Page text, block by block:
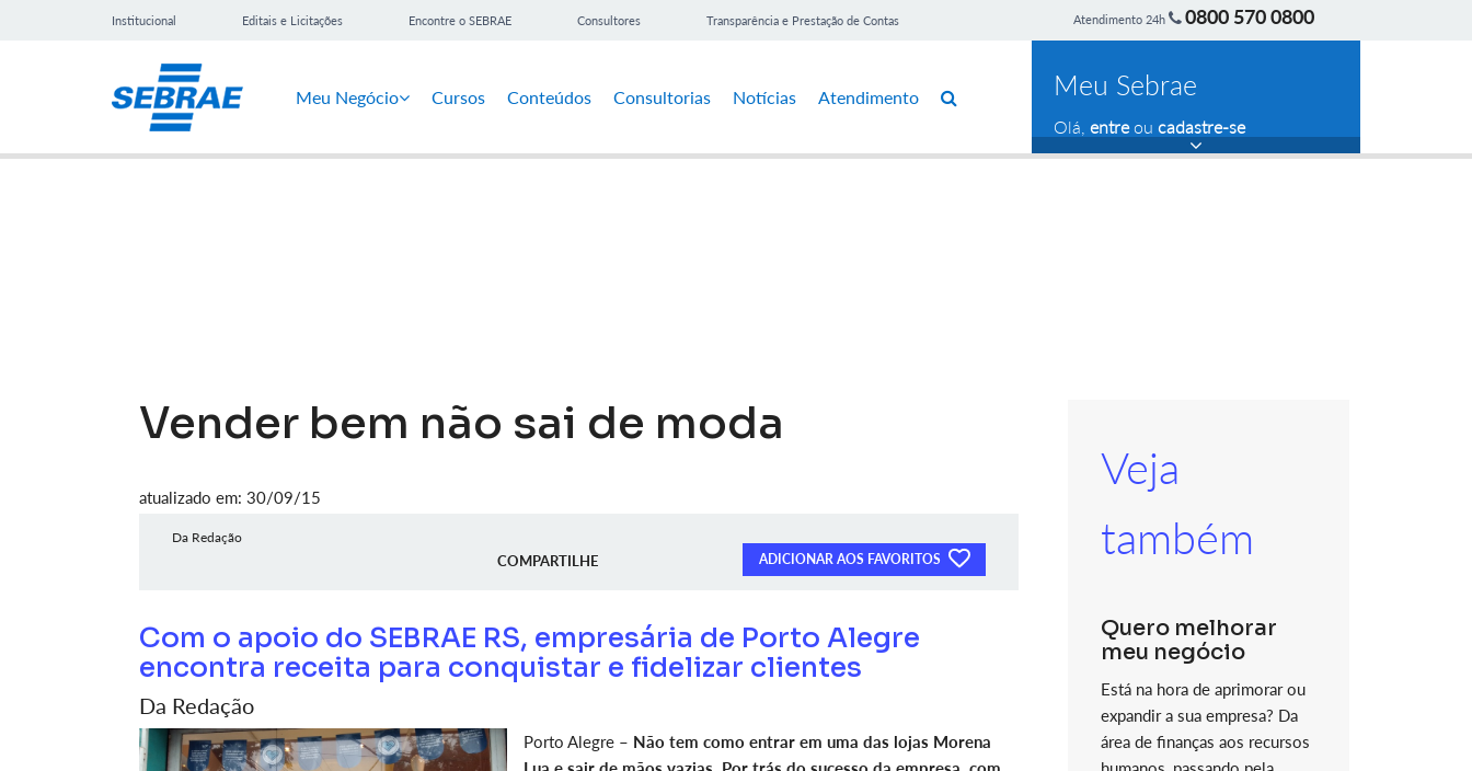
Institucional Editais e Licitações Encontre o SEBRAE Consultores Transparência e Prestação de Contas Atendimento 24h 0800 570 0800
Meu Negócio Cursos Conteúdos Consultorias Notícias Atendimento Meu Sebrae
Olá, entreou cadastre-se
Vender bem não sai de moda
atualizado em: 30/09/15
Da Redação
COMPARTILHE ADICIONAR AOS FAVORITOS
Com o apoio do SEBRAE RS, empresária de Porto Alegre
encontra receita para conquistar e fidelizar clientes
Da Redação
Porto Alegre – Não tem como entrar em uma das lojas Morena
Veja
também
Quero melhorar
meu negócio
Está na hora de aprimorar ou
expandir a sua empresa? Da
área de finanças aos recursos